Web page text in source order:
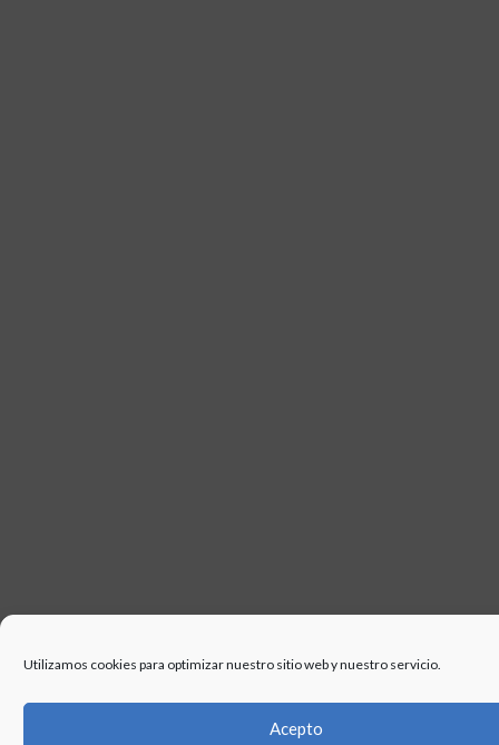
Utilizamos cookies para optimizar nuestro sitio web y nuestro servicio.
Acepto